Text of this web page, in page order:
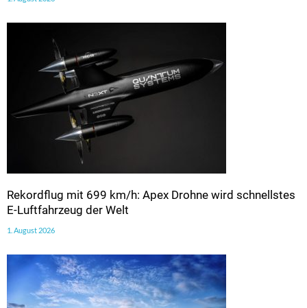
Rekordflug mit 699 km/h: Apex Drohne wird schnellstes
E-Luftfahrzeug der Welt
1. August 2026